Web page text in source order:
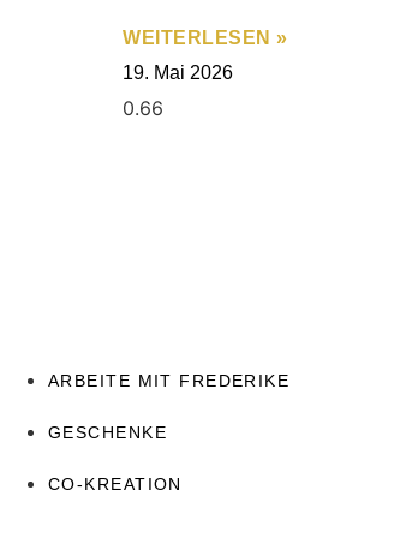
WEITERLESEN »
19. Mai 2026
ARBEITE MIT FREDERIKE
GESCHENKE
CO-KREATION